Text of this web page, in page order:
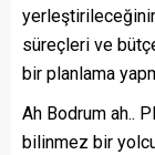
süreçleri ve
bir planlama
Ah Bodrum ah..
bilinmez bir